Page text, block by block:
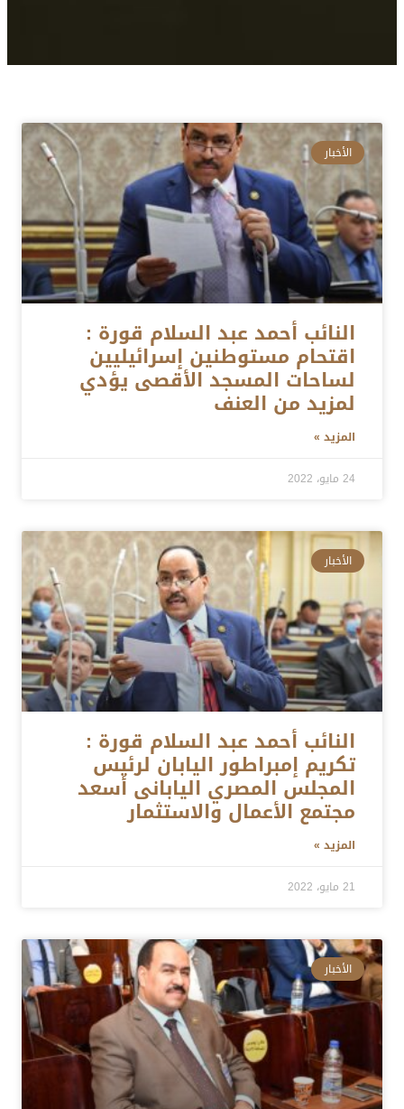
الأخبار
النائب أحمد عبد السلام قورة :
اقتحام مستوطنين إسرائيليين
لساحات المسجد الأقصى يؤدي
لمزيد من العنف
المزيد »
24 مايو، 2022
الأخبار
النائب أحمد عبد السلام قورة :
تكريم إمبراطور اليابان لرئيس
المجلس المصري اليابانى أسعد
مجتمع الأعمال والاستثمار
المزيد »
21 مايو، 2022
الأخبار